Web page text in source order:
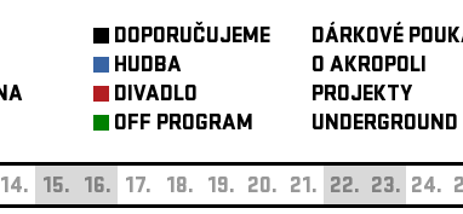
DOPORUČUJEME
HUDBA
DIVADLO
OFF PROGRAM
DÁRKOVÉ
O AKROPOLI
PROJEKTY
UNDERGROUND
14. 15. 16. 17. 18. 19. 20. 21. 22. 23. 24.